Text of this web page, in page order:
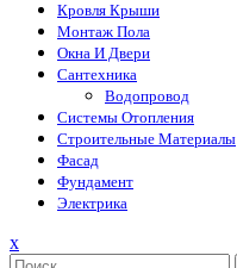
Кровля Крыши
Монтаж Пола
Окна И Двери
Сантехника
Водопровод
Системы Отопления
Строительные Материалы
Фасад
Фундамент
Электрика
xЗакрыть
меню